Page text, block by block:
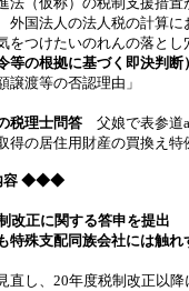
外国法人の法人税の計算
をつけたいのれんの落と
等の根拠に基づく即決判断
渡等の否認理由」
税理士問答 父娘で表参道
得の居住用財産の買換え
容 ◆◆◆
改正に関する答申を提出
特殊支配同族会社には触れ
直し、20年度税制改正以